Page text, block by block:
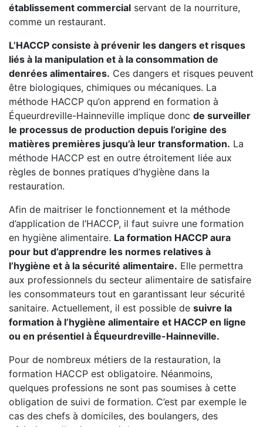
établissement commercial servant de la nourriture,
comme un restaurant.
L’HACCP consiste à prévenir les dangers et risques
liés à la manipulation et à la consommation de
denrées alimentaires. Ces dangers et risques peuvent
être biologiques, chimiques ou mécaniques. La
méthode HACCP qu’on apprend en formation à
Équeurdreville-Hainneville implique donc de surveiller
le processus de production depuis l’origine des
matières premières jusqu’à leur transformation. La
méthode HACCP est en outre étroitement liée aux
règles de bonnes pratiques d’hygiène dans la
restauration.
Afin de maitriser le fonctionnement et la méthode
d’application de l’HACCP, il faut suivre une formation
en hygiène alimentaire. La formation HACCP aura
pour but d’apprendre les normes relatives à
l’hygiène et à la sécurité alimentaire. Elle permettra
aux professionnels du secteur alimentaire de satisfaire
les consommateurs tout en garantissant leur sécurité
sanitaire. Actuellement, il est possible de suivre la
formation à l’hygiène alimentaire et HACCP en ligne
ou en présentiel à Équeurdreville-Hainneville.
Pour de nombreux métiers de la restauration, la
formation HACCP est obligatoire. Néanmoins,
quelques professions ne sont pas soumises à cette
obligation de suivi de formation. C’est par exemple le
cas des chefs à domiciles, des boulangers, des